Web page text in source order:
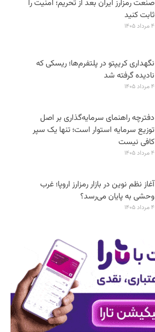
صنعت رمزارز ایران بعد از تحریم؛ امنیت را
ثابت کنید
۴ مرداد ۱۴۰۵
نگهداری کریپتو در پلتفرم‌ها؛ ریسکی که
نادیده گرفته شد
۴ مرداد ۱۴۰۵
دفترچه راهنمای سرمایه‌گذاری بر اصل
توزیع سرمایه استوار است؛ تنها یک سپر
کافی نیست
۴ مرداد ۱۴۰۵
آغاز نظم نوین در بازار رمزارز اروپا؛ غرب
وحشی به پایان می‌رسد؟
۴ مرداد ۱۴۰۵